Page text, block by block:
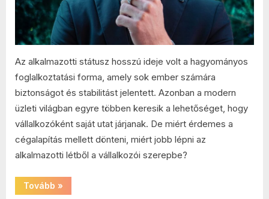
Az alkalmazotti státusz hosszú ideje volt a hagyományos
foglalkoztatási forma, amely sok ember számára
biztonságot és stabilitást jelentett. Azonban a modern
üzleti világban egyre többen keresik a lehetőséget, hogy
vállalkozóként saját utat járjanak. De miért érdemes a
cégalapítás mellett dönteni, miért jobb lépni az
alkalmazotti létből a vállalkozói szerepbe?
Tovább “Cégalapítás:
miért
»